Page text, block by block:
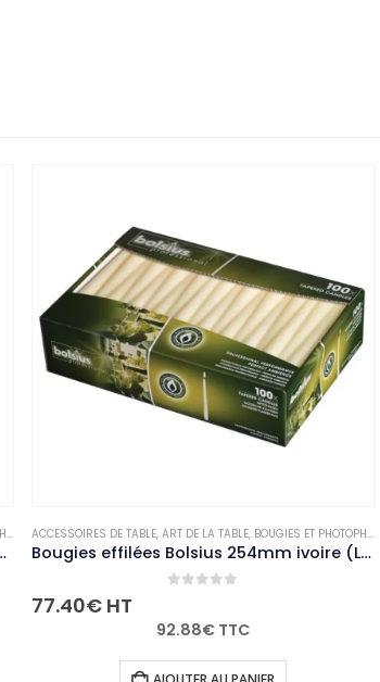
NON-PALETTISABLE
ACCESSOIRES DE TABLE,ART DE LA TABLE,BOUGIES ET PHOTOPHORES
Bougies effilées Bolsius 254mm ivoire (Lot de 100)
77.40€HT
92.88€TTC